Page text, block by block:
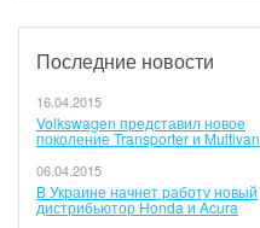
Последние новости
16.04.2015
Volkswagen представил новое
поколение Transporter и Multivan
06.04.2015
В Украине начнет работу новый
дистрибьютор Honda и Acura